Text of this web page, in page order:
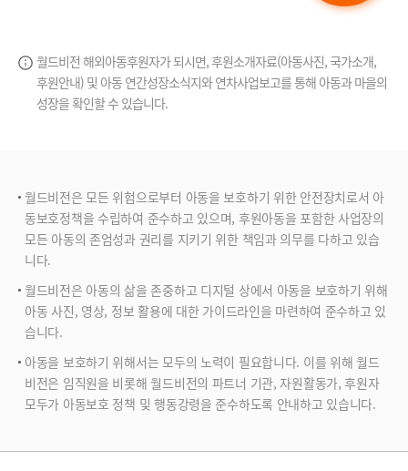
월드비전 해외아동후원자가 되시면, 후원소개자료(아동사진, 국가소개,
후원안내) 및 아동 연간성장소식지와연차사업보고를 통해 아동과 마을의
성장을 확인할 수 있습니다.
월드비전은 모든 위험으로부터 아동을 보호하기 위한 안전장치로서 아
동보호정책을 수립하여 준수하고 있으며, 후원아동을 포함한 사업장의
모든 아동의 존엄성과 권리를 지키기 위한 책임과 의무를 다하고 있습
니다.
월드비전은 아동의 삶을 존중하고 디지털 상에서 아동을 보호하기 위해
아동 사진, 영상, 정보 활용에 대한 가이드라인을 마련하여 준수하고 있
습니다.
아동을 보호하기 위해서는 모두의 노력이 필요합니다. 이를 위해 월드
비전은 임직원을 비롯해 월드비전의 파트너 기관, 자원활동가, 후원자
모두가 아동보호 정책 및 행동강령을 준수하도록 안내하고 있습니다.